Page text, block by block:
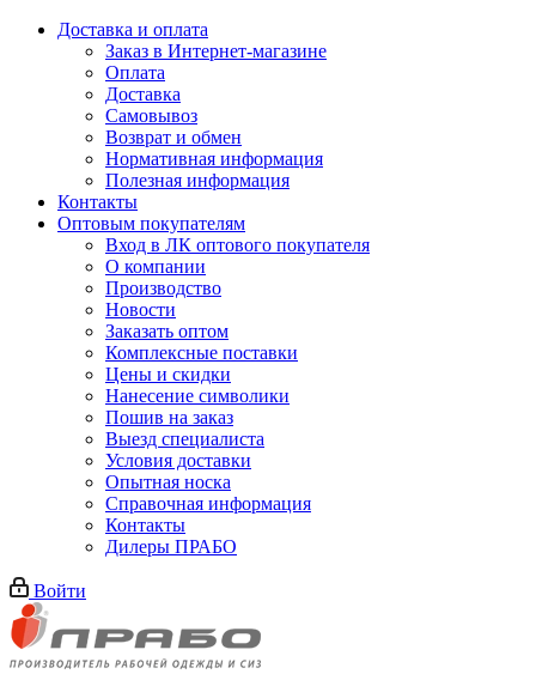
Доставка и оплата
Заказ в Интернет-магазине
Оплата
Доставка
Самовывоз
Возврат и обмен
Нормативная информация
Полезная информация
Контакты
Оптовым покупателям
Вход в ЛК оптового покупателя
О компании
Производство
Новости
Заказать оптом
Комплексные поставки
Цены и скидки
Нанесение символики
Пошив на заказ
Выезд специалиста
Условия доставки
Опытная носка
Справочная информация
Контакты
Дилеры ПРАБО
Войти